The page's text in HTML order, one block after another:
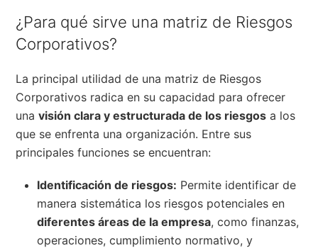
¿Para qué sirve una matriz de Riesgos
Corporativos?
La principal utilidad de una matriz de Riesgos
Corporativos radica en su capacidad para ofrecer
unavisión clara y estructurada de los riesgos a los
que se enfrenta una organización. Entre sus
principales funciones se encuentran:
Identificación de riesgos: Permite identificar de
manera sistemática los riesgos potenciales en
diferentes áreas de la empresa, como finanzas,
operaciones, cumplimiento normativo, y